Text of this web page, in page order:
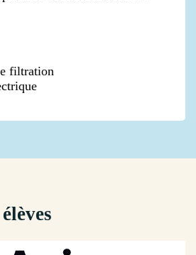
filtration